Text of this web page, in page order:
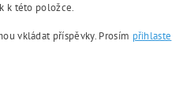
k této položce.
vkládat příspěvky. Prosím přihlaste